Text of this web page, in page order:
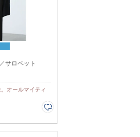
サロペット
オールマイティ